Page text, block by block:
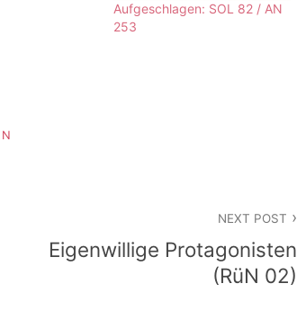
Aufgeschlagen: SOL 82 / AN
253
NEXT POST
Eigenwillige Protagonisten
(RüN 02)